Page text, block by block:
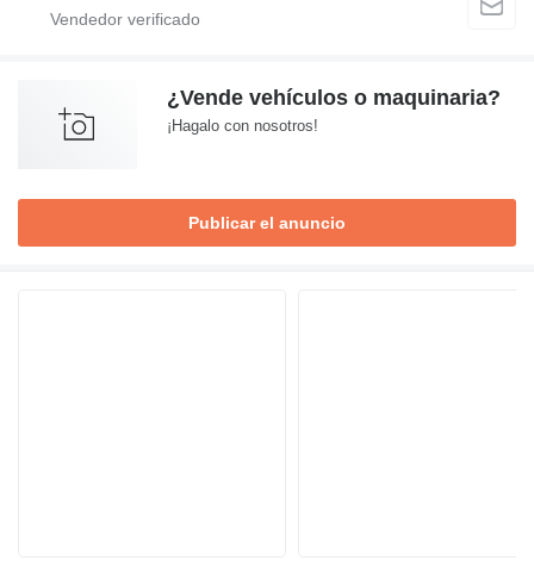
¿Vende vehículos o maquinaria?
¡Hagalo con nosotros!
Publicar el anuncio